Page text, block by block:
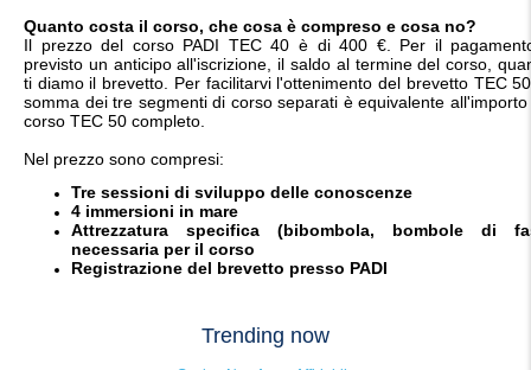
Quanto costa il corso, che cosa è compreso e cosa no?
Il prezzo del corso PADI TEC 40 è di 400 €. Per il
previsto un anticipo all'iscrizione, il saldo al termine del corso,
ti diamo il brevetto. Per facilitarvi l'ottenimento del brevetto TEC
somma dei tre segmenti di corso separati è equivalente all'importo
corso TEC 50 completo.
Nel prezzo sono compresi:
Tre sessioni di sviluppo delle conoscenze
4 immersioni in mare
Attrezzatura specifica (bibombola, bombole di
necessaria per il corso
Registrazione del brevetto presso PADI
Trending now